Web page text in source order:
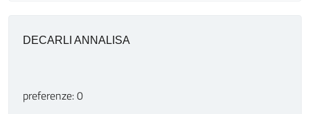
DECARLI ANNALISA
preferenze: 0